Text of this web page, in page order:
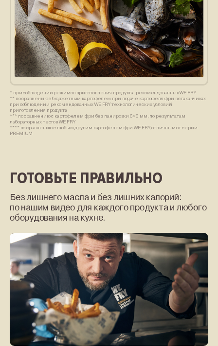
* при соблюдении режимов приготовления продукта, рекомендованных WE FRY
** по сравнению с бюджетным картофелем при подаче картофеля фри в стаканчиках
при соблюдении рекомендованных WE FRY технологических условий
приготовления продукта
*** по сравнению с картофелем фри без панировки 6×6 мм, по результатам
лабораторных тестов WE FRY
**** по сравнению с любым другим картофелем фри WE FRY, отличным от серии
PREMIUM
ГОТОВЬТЕ ПРАВИЛЬНО
Без лишнего масла и без лишних калорий:
по нашим видео для каждого продукта и любого
оборудования на кухне.